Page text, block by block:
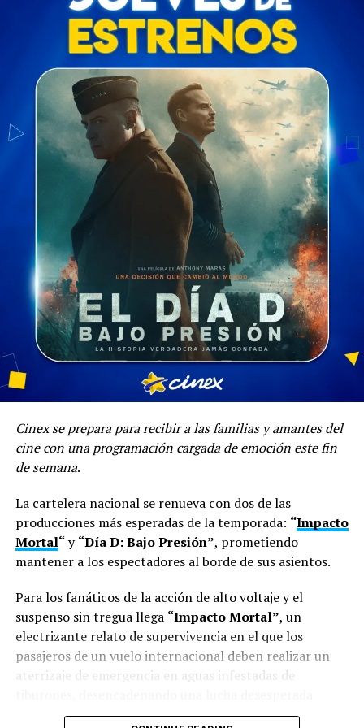
“Beso de esos” representa un momento importante
en el camino musical de Aloisio, ya que el single
deja ver el crecimiento que ha tenido desde que
irrumpió en la industria, dando como resultado
canciones que llegan directo al corazón de miles de
personas alrededor del mundo.
“Estoy bastante contento con mi evolución.Siento
que me tomé el tiempo para perfeccionar mi sonido y no
solo seguir sacando música por sacar.Me tomé el
tiempo de crear nuevas canciones que me hicieran
maduraron muchísimo y creo que ahora
verdaderamente estoy dando el mensaje que quiero
dar a través de mi música”, agrega.
“Beso de esos” se estrena bajo la autoría del propio
historia detrás de este tema fue lo que le permitió al
Cinex se prepara para recibir a las familias y amantes del
cine con una programación cargada de emoción este fin
de semana.
La cartelera nacional se renueva con dos de las
producciones más esperadas de la temporada: “Impacto
Mortal“y“Día D: Bajo Presión”, prometiendo
mantener a los espectadores al borde de sus asientos.
Para los fanáticos de la acción de alto voltaje y el
suspenso sin tregua llega “Impacto Mortal”, un
electrizante relato de supervivencia en el que los
pasajeros de un vuelo internacional deben realizar un
aterrizaje de emergencia en aguas infestadas de
contra el tiempo y la naturaleza.